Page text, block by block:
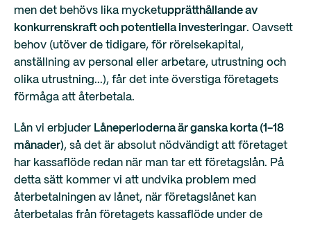
men det behövs lika mycketupprätthållande av
konkurrenskraft och potentiella investeringar. Oavsett
behov (utöver de tidigare, för rörelsekapital,
anställning av personal eller arbetare, utrustning och
olika utrustning...), får det inte överstiga företagets
förmåga att återbetala.
Lån vi erbjuder Låneperioderna är ganska korta (1-18
månader), så det är absolut nödvändigt att företaget
har kassaflöde redan när man tar ett företagslån. På
detta sätt kommer vi att undvika problem med
återbetalningen av lånet, när företagslånet kan
återbetalas från företagets kassaflöde under de